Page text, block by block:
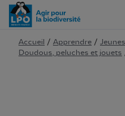
Accueil / Apprendre /
Doudous, peluches et jouets